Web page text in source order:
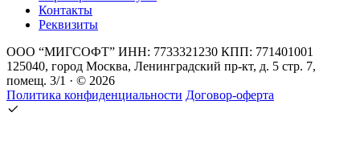
Контакты
Реквизиты
ООО “МИГСОФТ” ИНН: 7733321230 КПП: 771401001
125040, город Москва, Ленинградский пр-кт, д. 5 стр. 7,
помещ. 3/1 · © 2026
Политика конфиденциальности Договор-оферта